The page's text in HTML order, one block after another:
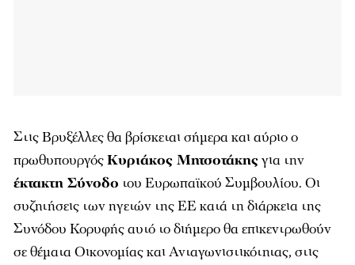
Στις Βρυξέλλες θα βρίσκεται σήμερα και αύριο ο
πρωθυπουργόςΚυριάκος Μητσοτάκηςγια την
έκτακτη Σύνοδο του Ευρωπαϊκού Συμβουλίου. Οι
συζητήσεις των ηγετών της ΕΕ κατά τη διάρκεια της
Συνόδου Κορυφής αυτό το διήμερο θα επικεντρωθούν
σε θέματα Οικονομίας και Ανταγωνιστικότητας, στις